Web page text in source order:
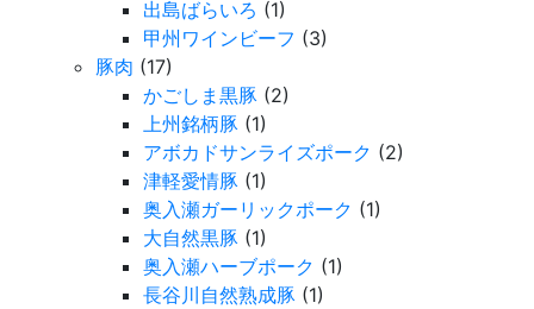
出島ばらいろ (1)
甲州ワインビーフ (3)
豚肉 (17)
かごしま黒豚 (2)
上州銘柄豚 (1)
アボカドサンライズポーク (2)
津軽愛情豚 (1)
奥入瀬ガーリックポーク (1)
大自然黒豚 (1)
奥入瀬ハーブポーク (1)
長谷川自然熟成豚 (1)